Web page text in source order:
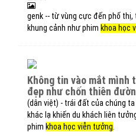
genk -- từ vùng cực đến phố
khung cảnh như phim khoa học
không tin vào mắt mình trước những điểm đến
đẹp như chốn thiên
(dân việt) - trái đất của chúng
khác lạ khiến du khách liên
phim khoa học viễn tưởng